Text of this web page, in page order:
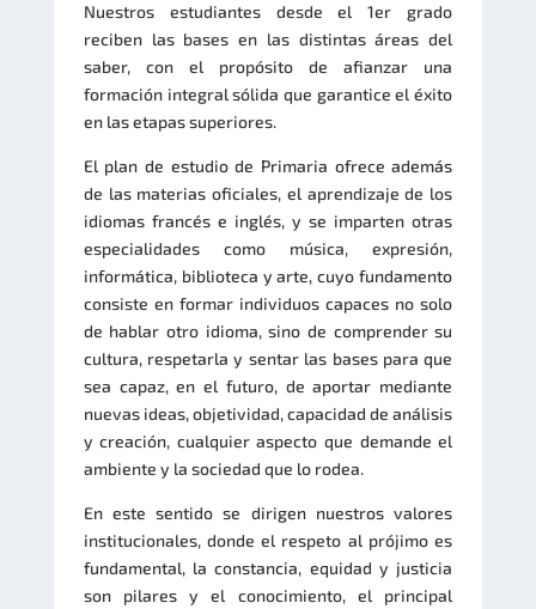
Nuestros estudiantes desde el 1er grado
reciben las bases en las distintas áreas del
saber, con el propósito de afianzar una
formación integral sólida que garantice el éxito
en las etapas superiores.
El plan de estudio de Primaria ofrece además
de las materias oficiales, el aprendizaje de los
idiomas francés e inglés, y se imparten otras
especialidades como música, expresión,
informática, biblioteca y arte, cuyo fundamento
consiste en formar individuos capaces no solo
de hablar otro idioma, sino de comprender su
cultura, respetarla y sentar las bases para que
sea capaz, en el futuro, de aportar mediante
nuevas ideas, objetividad, capacidad de análisis
y creación, cualquier aspecto que demande el
ambiente y la sociedad que lo rodea.
En este sentido se dirigen nuestros valores
institucionales, donde el respeto al prójimo es
fundamental, la constancia, equidad y justicia
son pilares y el conocimiento, el principal